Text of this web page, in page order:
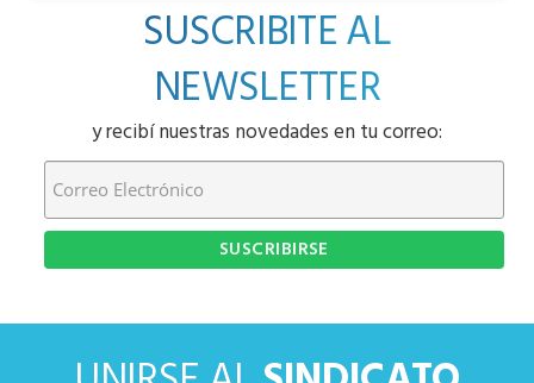
SUSCRIBITE AL
NEWSLETTER
y recibí nuestras novedades en tu correo: